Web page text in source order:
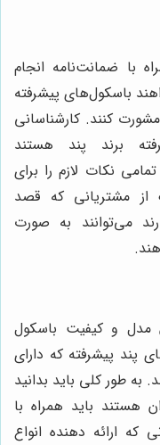
با ضمانت‌نامه انجام
باسکول‌های پیشرفته
کنند. کارشناسانی
برند پند هستند
نکات لازم را برای
مشتریانی که قصد
می‌توانند به صورت
و کیفیت باسکول
پیشرفته که دارای
طور کلی باید بدانید
هستند باید همراه با
ارائه دهنده انواع